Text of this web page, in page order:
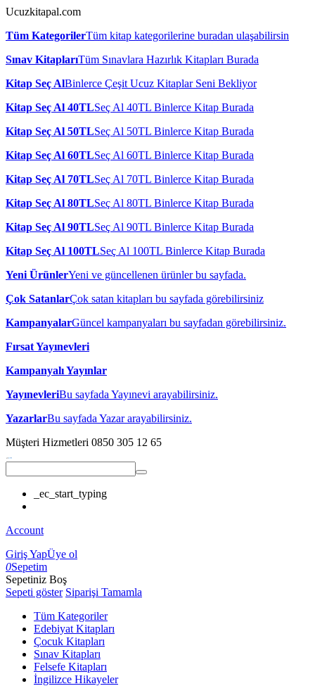
Ucuzkitapal.com
Tüm KategorilerTüm kitap kategorilerine buradan ulaşabilirsin
Sınav KitaplarıTüm Sınavlara Hazırlık Kitapları Burada
Kitap Seç AlBinlerce Çeşit Ucuz Kitaplar Seni Bekliyor
Kitap Seç Al 40TLSeç Al 40TL Binlerce Kitap Burada
Kitap Seç Al 50TLSeç Al 50TL Binlerce Kitap Burada
Kitap Seç Al 60TLSeç Al 60TL Binlerce Kitap Burada
Kitap Seç Al 70TLSeç Al 70TL Binlerce Kitap Burada
Kitap Seç Al 80TLSeç Al 80TL Binlerce Kitap Burada
Kitap Seç Al 90TLSeç Al 90TL Binlerce Kitap Burada
Kitap Seç Al 100TLSeç Al 100TL Binlerce Kitap Burada
Yeni ÜrünlerYeni ve güncellenen ürünler bu sayfada.
Çok SatanlarÇok satan kitapları bu sayfada görebilirsiniz
KampanyalarGüncel kampanyaları bu sayfadan görebilirsiniz.
Fırsat Yayınevleri
Kampanyalı Yayınlar
YayınevleriBu sayfada Yayınevi arayabilirsiniz.
YazarlarBu sayfada Yazar arayabilirsiniz.
Müşteri Hizmetleri 0850 305 12 65
_ec_start_typing
Account
Giriş YapÜye ol
0Sepetim
Sepetiniz Boş
Sepeti göster Siparişi Tamamla
Tüm Kategoriler
Edebiyat Kitapları
Çocuk Kitapları
Sınav Kitapları
Felsefe Kitapları
İngilizce Hikayeler